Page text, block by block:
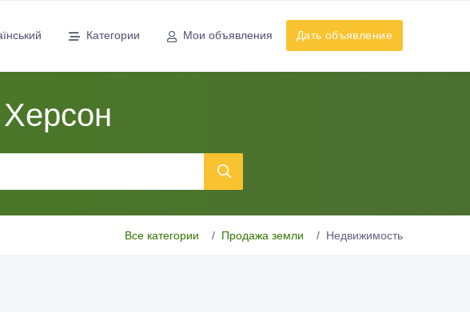
Категории Мои объявления Дать объявление
Все категории Продажа земли Недвижимость